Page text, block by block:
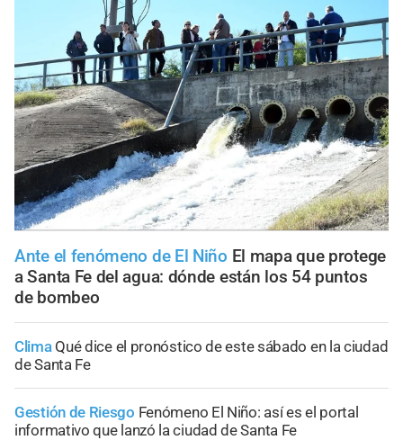
Ante el fenómeno de El Niño El mapa que protege
a Santa Fe del agua: dónde están los 54 puntos
de bombeo
Clima Qué dice el pronóstico de este sábado en la ciudad
de Santa Fe
Gestión de Riesgo Fenómeno El Niño: así es el portal
informativo que lanzó la ciudad de Santa Fe